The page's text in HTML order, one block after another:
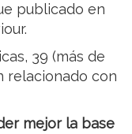
publicado en
39 (más de
relacionado con
mejor la base